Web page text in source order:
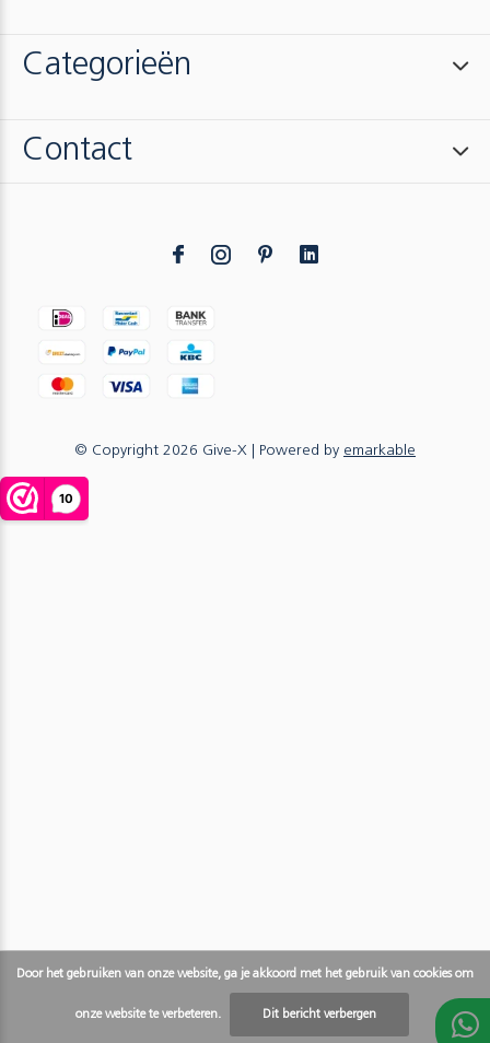
Categorieën
Contact
© Copyright 2026 Give-X | Powered by emarkable
Door het gebruiken van onze website, ga je akkoord met het gebruik van cookies om
onze website te verbeteren. Dit bericht verbergen